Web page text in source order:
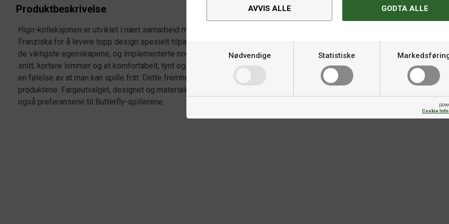
AVVIS ALLE GODTA ALLE
Nødvendige Statistiske
Cookie
Produktbeskrivelse
Higo-kolleksjonen er utviklet i nært samarbeid med Timo Boll, Dimitrij Ovtcharov og Patrick
Franziska for å levere topp design spesielt tilpasset for bordtennis. Vi spurte spillerne om
de viktigste egenskapene, og implementerte noen av disse i kolleksjonen. Med trangere
snitt, kortere lommer og et komfortabelt, tynt og elastisk materiale gir Higo-kolleksjonen
en følelse av at man kan spille fritt. Dette fremheves av «PRO»-merkingen av disse
produktene. Fargeutvalget, designet og materialene som brukes i hvert produkt reflekterer
også preferansene til Butterfly-spillerene.
Spesifikasjoner